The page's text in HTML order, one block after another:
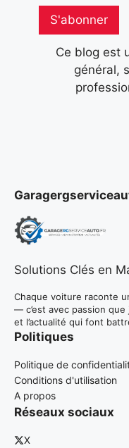
S'abonner
Ce blog est
général,
Solutions Clés en
Chaque voiture raconte
— c’est avec passion
et l’actualité qui font
Politiques
Politique de
Conditions d'utilisation
A propos
Réseaux sociaux
X